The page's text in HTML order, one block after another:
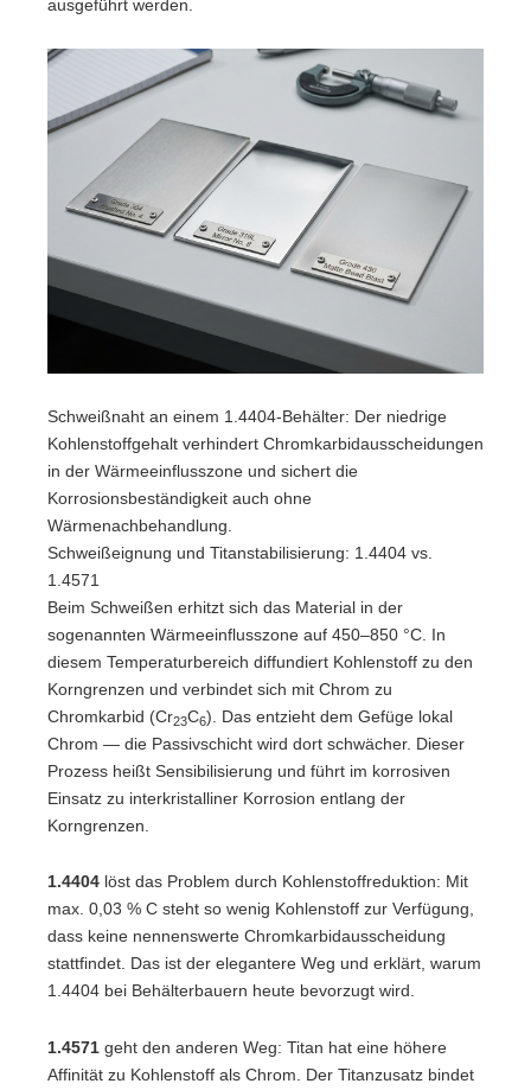
ausgeführt werden.
Schweißnaht an einem 1.4404-Behälter: Der niedrige
Kohlenstoffgehalt verhindert Chromkarbidausscheidungen
in der Wärmeeinflusszone und sichert die
Korrosionsbeständigkeit auch ohne
Wärmenachbehandlung.
Schweißeignung und Titanstabilisierung: 1.4404 vs.
1.4571
Beim Schweißen erhitzt sich das Material in der
sogenannten Wärmeeinflusszone auf 450–850 °C. In
diesem Temperaturbereich diffundiert Kohlenstoff zu den
Korngrenzen und verbindet sich mit Chrom zu
Chromkarbid (Cr23C6). Das entzieht dem Gefüge lokal
Chrom — die Passivschicht wird dort schwächer. Dieser
Prozess heißt Sensibilisierung und führt im korrosiven
Einsatz zu interkristalliner Korrosion entlang der
Korngrenzen.
1.4404 löst das Problem durch Kohlenstoffreduktion: Mit
max. 0,03 % C steht so wenig Kohlenstoff zur Verfügung,
dass keine nennenswerte Chromkarbidausscheidung
stattfindet. Das ist der elegantere Weg und erklärt, warum
1.4404 bei Behälterbauern heute bevorzugt wird.
1.4571 geht den anderen Weg: Titan hat eine höhere
Affinität zu Kohlenstoff als Chrom. Der Titanzusatz bindet